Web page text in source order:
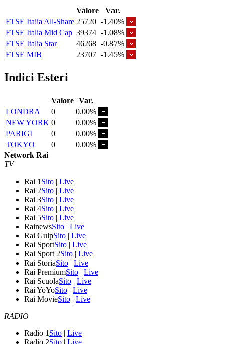
Valore
Var.
FTSE Italia All-Share 25720 -1.40%
FTSE Italia Mid Cap 39374 -1.08%
FTSE Italia Star
46268 -0.87%
FTSE MIB
23707 -1.45%
Indici Esteri
Valore Var.
LONDRA
0
0.00%
NEW YORK 0
0.00%
PARIGI
0
0.00%
TOKYO
0
0.00%
Network Rai
TV
Rai 1 Sito | Live
Rai 2Sito | Live
Rai 3Sito | Live
Rai 4Sito | Live
Rai 5Sito | Live
RainewsSito | Live
Rai GulpSito | Live
Rai SportSito | Live
Rai Sport 2Sito | Live
Rai StoriaSito | Live
Rai PremiumSito | Live
Rai ScuolaSito | Live
Rai YoYoSito | Live
Rai MovieSito | Live
RADIO
Radio 1 Sito | Live
Radio 2Sito | Live